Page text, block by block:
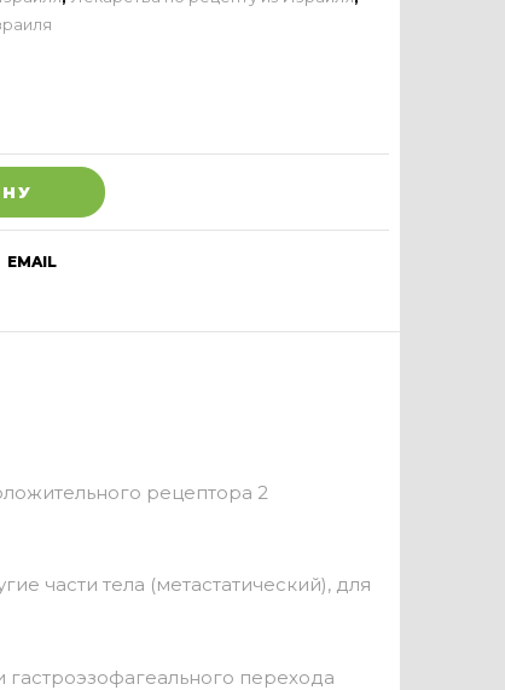
EMAIL
рецептора 2
части тела (метастатический), для
перехода